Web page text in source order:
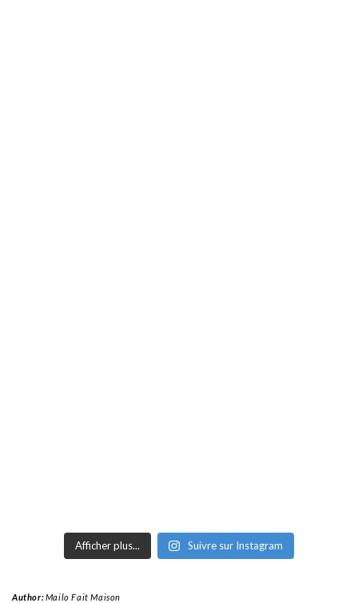
Afficher plus... Suivre sur Instagram
Author:Mailo Fait Maison